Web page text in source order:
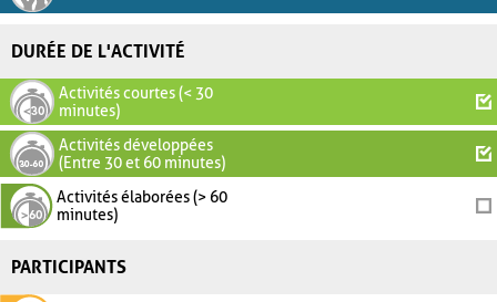
DURÉE DE L'ACTIVITÉ
Activités courtes (< 30
minutes)
Activités développées
(Entre 30 et 60 minutes)
Activités élaborées (> 60
minutes)
PARTICIPANTS